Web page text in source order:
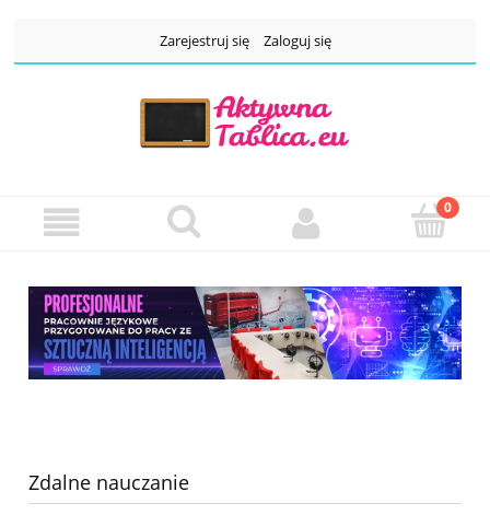
Zarejestruj się Zaloguj się
Zdalne nauczanie